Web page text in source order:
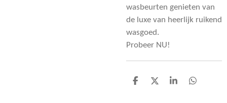
wasbeurten genieten van
de luxe van heerlijk ruikend
wasgoed.
Probeer NU!
D
D
S
D